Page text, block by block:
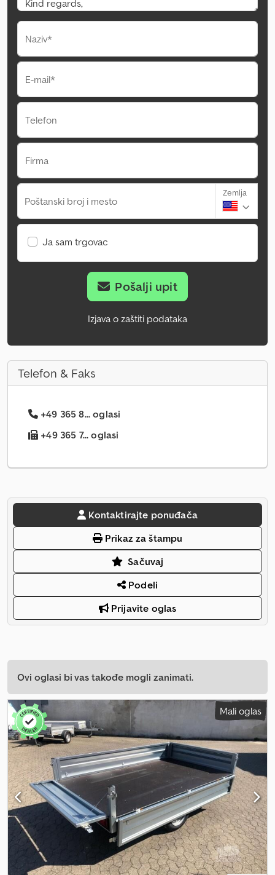
Naziv*
E-mail*
Telefon
Firma
Poštanski broj i mesto
Zemlja
Ja sam trgovac
Pošalji upit
Izjava o zaštiti podataka
Telefon & Faks
+49 365 8... oglasi
+49 365 7... oglasi
Kontaktirajte ponuđača
Prikaz za štampu
Sačuvaj
Podeli
Prijavite oglas
Ovi oglasi bi vas takođe mogli zanimati.
Mali oglas